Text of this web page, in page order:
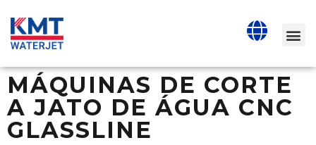
MÁQUINAS DE CORTE
A JATO DE ÁGUA CNC
GLASSLINE